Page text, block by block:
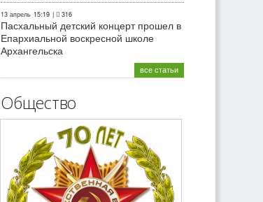
13 апрель 15:19 | 316
Пасхальный детский концерт прошел в
Епархиальной воскресной школе
Архангельска
все статьи
Общество